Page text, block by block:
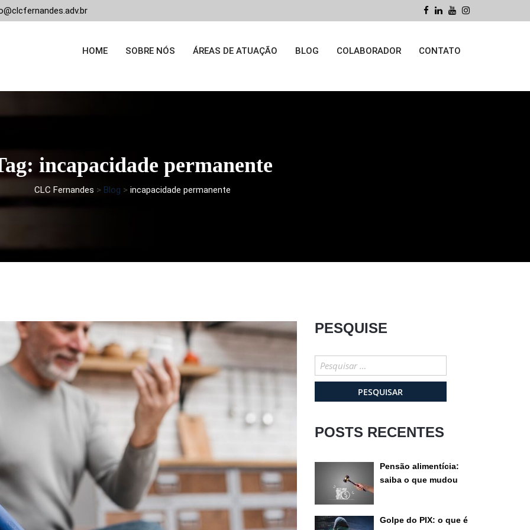
HOME SOBRE NÓS ÁREAS DE ATUAÇÃO BLOG COLABORADOR CONTATO
incapacidade permanente
CLC Fernandes > Blog > incapacidade permanente
PESQUISE
Pesquisar
por:
POSTS RECENTES
Pensão alimentícia:
saiba o que mudou
Golpe do PIX: o que é